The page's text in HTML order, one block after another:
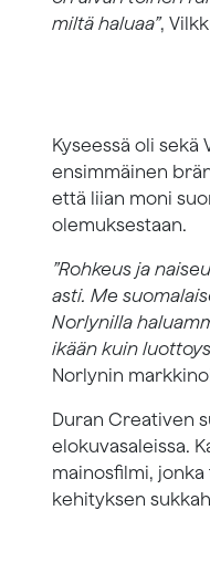
miltä haluaa”,
Kyseessä oli
ensimmäinen
että liian moni
olemuksestaan.
”Rohkeus ja
asti. Me
Norlynilla
ikään kuin
Norlynin
Duran Creativen
elokuvasaleissa.
mainosfilmi,
kehityksen